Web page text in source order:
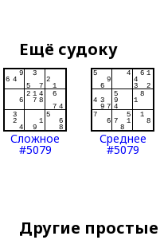
Ещё судоку
Сложное
#5079
Среднее
#5079
Другие